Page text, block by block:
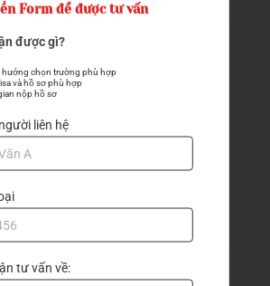
ký nhận tư vấn
Form để được tư vấn
được gì?
hướng chọn trường phù hợp
và hồ sơ phù hợp
nộp hồ sơ
liên hệ
tư vấn về: